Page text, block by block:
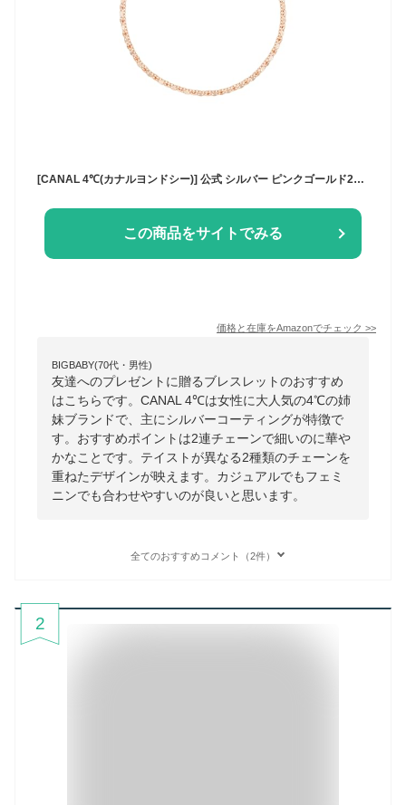
[CANAL 4℃(カナルヨンドシー)] 公式 シルバー ピンクゴールド2連 ブレスレット 152424130003
この商品をサイトでみる
価格と在庫をAmazonでチェック >>
BIGBABY(70代・男性)
友達へのプレゼントに贈るブレスレットのおすすめ
はこちらです。CANAL 4℃は女性に大人気の4℃の姉
妹ブランドで、主にシルバーコーティングが特徴で
す。おすすめポイントは2連チェーンで細いのに華や
かなことです。テイストが異なる2種類のチェーンを
重ねたデザインが映えます。カジュアルでもフェミ
ニンでも合わせやすいのが良いと思います。
全てのおすすめコメント（2件）
2